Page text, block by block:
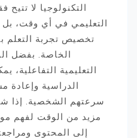
التكنولوجيا لا
التعليمي في أي وقت، بل
تخصيص تجربة التعلم
الخاصة. بفضل
التعليمية التفاعلية،
الدراسية
سرعتهم الشخصية. إذا
مزيد من الوقت لفهم
إلى المحتوى